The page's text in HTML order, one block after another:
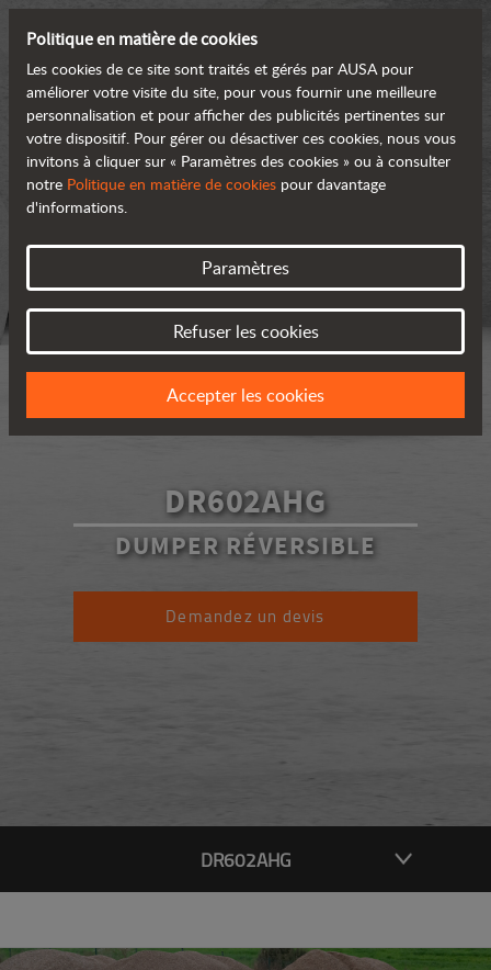
DR602AHG
DUMPER RÉVERSIBLE
Demandez un devis
DR602AHG
Politique en matière de cookies
Les cookies de ce site sont traités et gérés par AUSA pour
améliorer votre visite du site, pour vous fournir une meilleure
personnalisation et pour afficher des publicités pertinentes sur
votre dispositif. Pour gérer ou désactiver ces cookies, nous vous
invitons à cliquer sur « Paramètres des cookies » ou à consulter
notre Politique en matière de cookies pour davantage
d'informations.
Paramètres
Refuser les cookies
Accepter les cookies